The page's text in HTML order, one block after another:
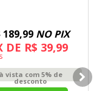
189,99 NO PIX
DE R$ 39,99
à vista com 5% de
desconto